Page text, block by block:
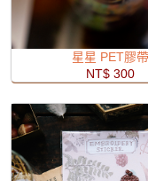
星星 PET膠帶
NT$ 300